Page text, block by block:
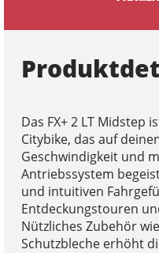
Das FX+ 2 LT Midstep
Citybike, das auf
Geschwindigkeit und
Antriebssystem
und intuitiven
Entdeckungstouren
Nützliches Zubehör
Schutzbleche erhöht